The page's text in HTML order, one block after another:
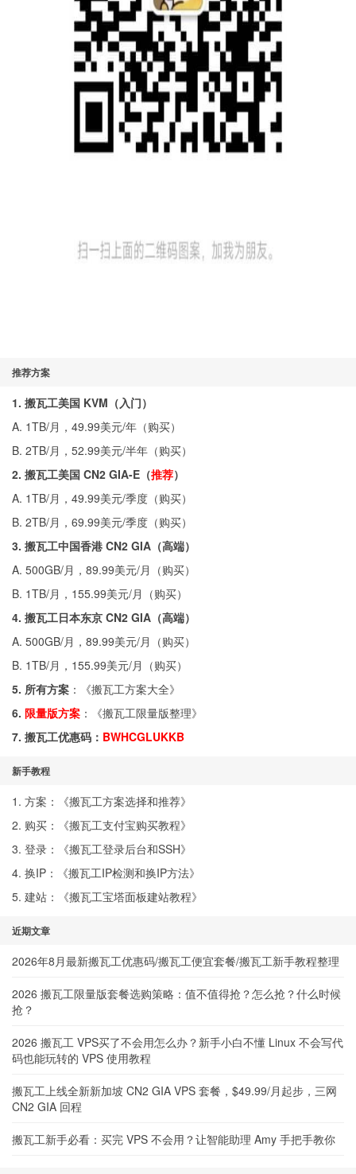
推荐方案
1. 搬瓦工美国 KVM（入门）
A. 1TB/月，49.99美元/年（购买）
B. 2TB/月，52.99美元/半年（购买）
2. 搬瓦工美国 CN2 GIA-E（推荐）
A. 1TB/月，49.99美元/季度（购买）
B. 2TB/月，69.99美元/季度（购买）
3. 搬瓦工中国香港 CN2 GIA（高端）
A. 500GB/月，89.99美元/月（购买）
B. 1TB/月，155.99美元/月（购买）
4. 搬瓦工日本东京 CN2 GIA（高端）
A. 500GB/月，89.99美元/月（购买）
B. 1TB/月，155.99美元/月（购买）
5. 所有方案 ：《搬瓦工方案大全》
6. 限量版方案 ：《搬瓦工限量版整理》
7. 搬瓦工优惠码： BWHCGLUKKB
新手教程
1. 方案：《搬瓦工方案选择和推荐》
2. 购买：《搬瓦工支付宝购买教程》
3. 登录：《搬瓦工登录后台和SSH》
4. 换IP：《搬瓦工IP检测和换IP方法》
5. 建站：《搬瓦工宝塔面板建站教程》
近期文章
2026年8月最新搬瓦工优惠码/搬瓦工便宜套餐/搬瓦工新手教程整理
2026 搬瓦工限量版套餐选购策略：值不值得抢？怎么抢？什么时候
抢？
2026 搬瓦工 VPS买了不会用怎么办？新手小白不懂 Linux 不会写代
码也能玩转的 VPS 使用教程
搬瓦工上线全新新加坡 CN2 GIA VPS 套餐，$49.99/月起步，三网
CN2 GIA 回程
搬瓦工新手必看：买完 VPS 不会用？让智能助理 Amy 手把手教你